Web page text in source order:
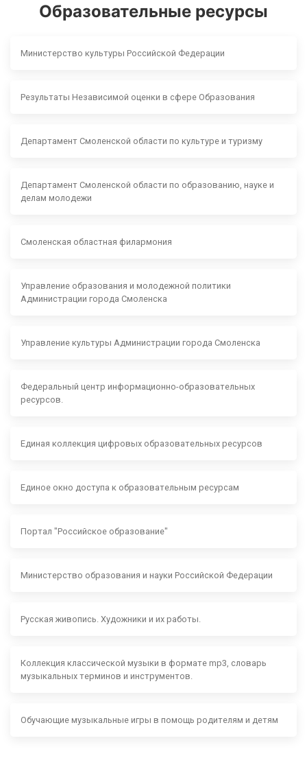
Образовательные ресурсы
Министерство культуры Российской Федерации
Результаты Независимой оценки в сфере Образования
Департамент Смоленской области по культуре и туризму
Департамент Смоленской области по образованию, науке и
делам молодежи
Смоленская областная филармония
Управление образования и молодежной политики
Администрации города Смоленска
Управление культуры Администрации города Смоленска
Федеральный центр информационно-образовательных
ресурсов.
Единая коллекция цифровых образовательных ресурсов
Единое окно доступа к образовательным ресурсам
Портал "Российское образование"
Министерство образования и науки Российской Федерации
Русская живопись. Художники и их работы.
Коллекция классической музыки в формате mp3, словарь
музыкальных терминов и инструментов.
Обучающие музыкальные игры в помощь родителям и детям